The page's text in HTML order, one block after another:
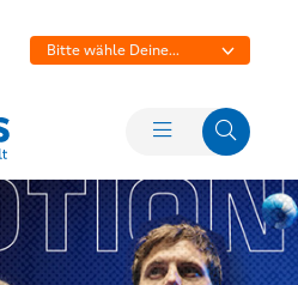
Bitte wähle Deine